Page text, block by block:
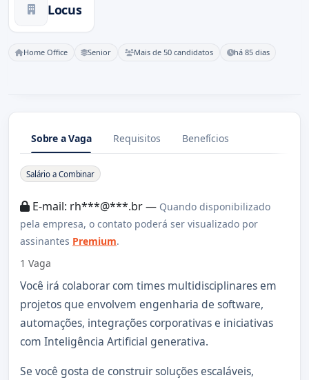
Locus
Home Office Senior Mais de 50 candidatos há 85 dias
Sobre a Vaga Requisitos Benefícios
Sobre a Vaga
Salário a Combinar
E-mail: rh***@***.br — Quando disponibilizado
pela empresa, o contato poderá ser visualizado por
assinantes Premium.
1 Vaga
Você irá colaborar com times multidisciplinares em
projetos que envolvem engenharia de software,
automações, integrações corporativas e iniciativas
com Inteligência Artificial generativa.
Se você gosta de construir soluções escaláveis,